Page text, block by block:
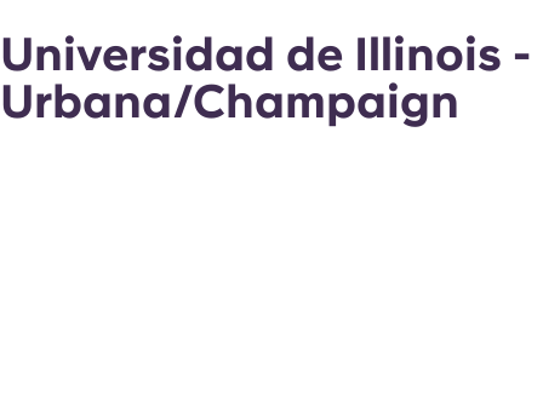
Universidad de Illinois -
Urbana/Champaign